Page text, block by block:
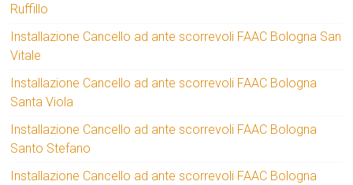
Ruffillo
Installazione Cancello ad ante scorrevoli FAAC Bologna San
Vitale
Installazione Cancello ad ante scorrevoli FAAC Bologna
Santa Viola
Installazione Cancello ad ante scorrevoli FAAC Bologna
Santo Stefano
Installazione Cancello ad ante scorrevoli FAAC Bologna